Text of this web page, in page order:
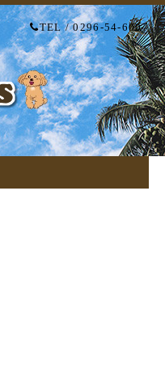
TEL / 0296-54-6007